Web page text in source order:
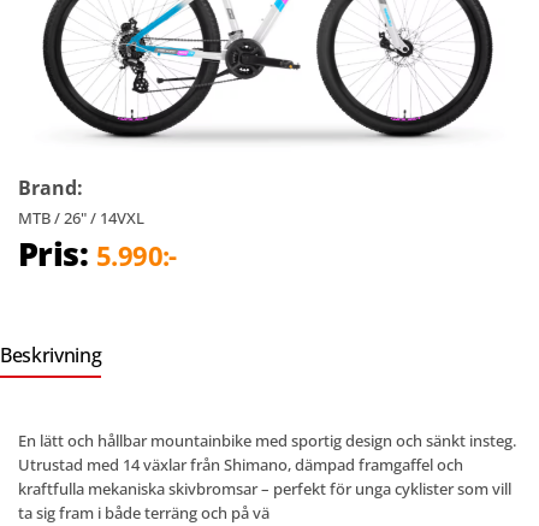
Brand:
MTB / 26" / 14VXL
Pris: 5.990:-
Beskrivning
En lätt och hållbar mountainbike med sportig design och sänkt insteg.
Utrustad med 14 växlar från Shimano, dämpad framgaffel och
kraftfulla mekaniska skivbromsar – perfekt för unga cyklister som vill
ta sig fram i både terräng och på vä